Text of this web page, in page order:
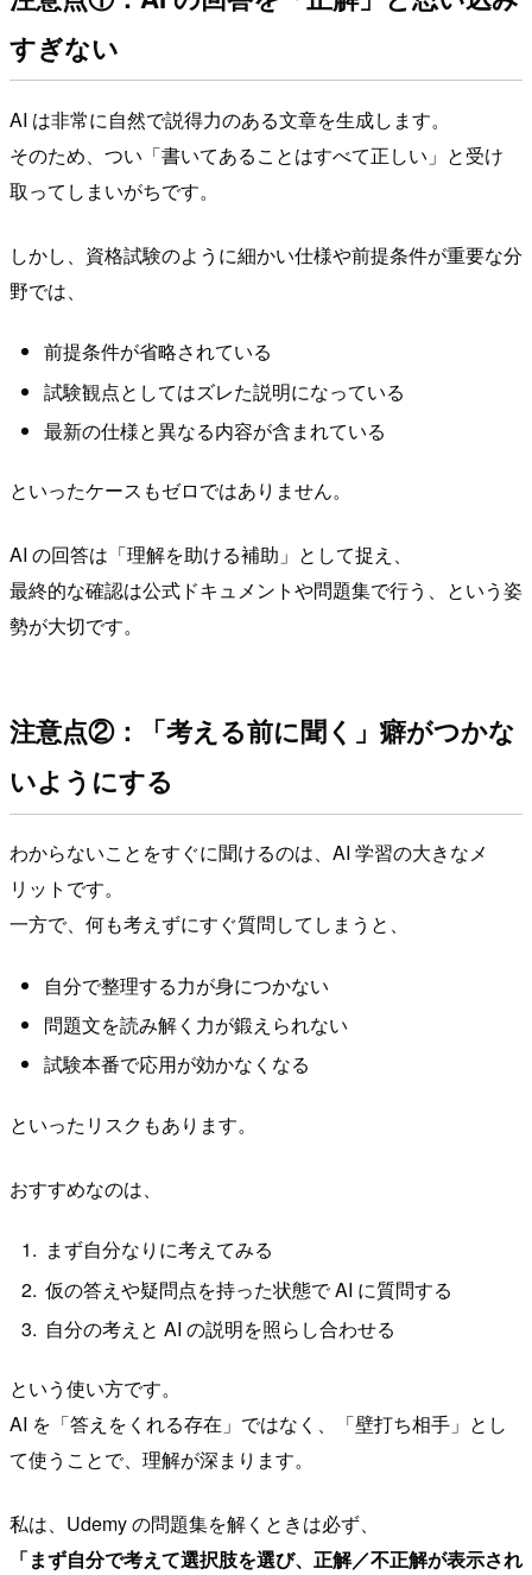
すぎない
AI は非常に自然で説得力のある文章を生成します。
そのため、つい「書いてあることはすべて正しい」と受け
取ってしまいがちです。
しかし、資格試験のように細かい仕様や前提条件が重要な分
野では、
前提条件が省略されている
試験観点としてはズレた説明になっている
最新の仕様と異なる内容が含まれている
といったケースもゼロではありません。
AI の回答は「理解を助ける補助」として捉え、
最終的な確認は公式ドキュメントや問題集で行う、という姿
勢が大切です。
注意点②：「考える前に聞く」癖がつかな
いようにする
わからないことをすぐに聞けるのは、AI 学習の大きなメ
リットです。
一方で、何も考えずにすぐ質問してしまうと、
自分で整理する力が身につかない
問題文を読み解く力が鍛えられない
試験本番で応用が効かなくなる
といったリスクもあります。
おすすめなのは、
まず自分なりに考えてみる
仮の答えや疑問点を持った状態で AI に質問する
自分の考えと AI の説明を照らし合わせる
という使い方です。
AI を「答えをくれる存在」ではなく、「壁打ち相手」とし
て使うことで、理解が深まります。
私は、Udemy の問題集を解くときは必ず、
「まず自分で考えて選択肢を選び、正解／不正解が表示され